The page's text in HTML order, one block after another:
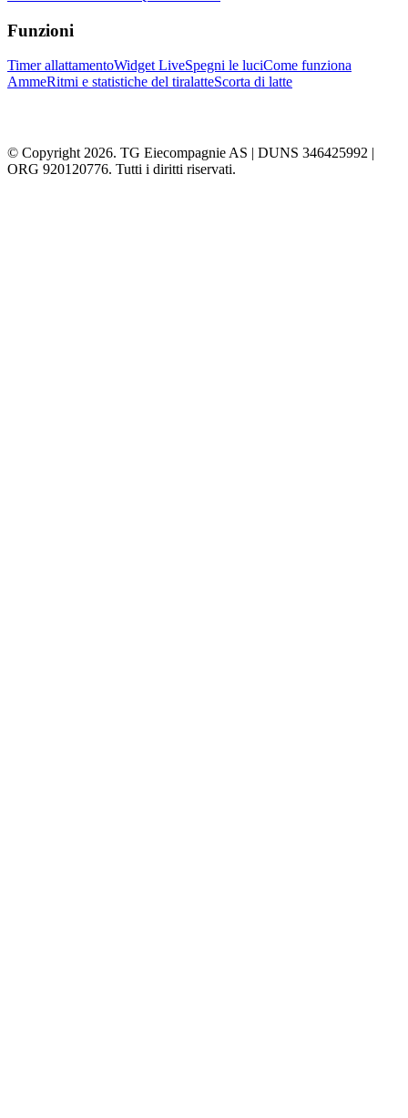
Funzioni
Timer allattamentoWidget LiveSpegni le luciCome funziona
AmmeRitmi e statistiche del tiralatteScorta di latte
© Copyright 2026. TG Eiecompagnie AS | DUNS 346425992 |
ORG 920120776. Tutti i diritti riservati.